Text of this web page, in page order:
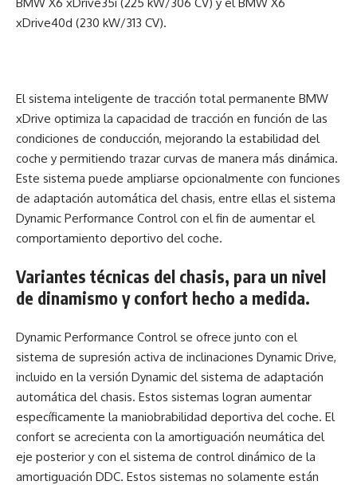
xDrive40d (230 kW/313 CV).
El sistema inteligente de tracción total permanente BMW
xDrive optimiza la capacidad de tracción en función de las
condiciones de conducción, mejorando la estabilidad del
coche y permitiendo trazar curvas de manera más dinámica.
Este sistema puede ampliarse opcionalmente con funciones
de adaptación automática del chasis, entre ellas el sistema
Dynamic Performance Control con el fin de aumentar el
comportamiento deportivo del coche.
Variantes técnicas del chasis, para un nivel
de dinamismo y confort hecho a medida.
Dynamic Performance Control se ofrece junto con el
sistema de supresión activa de inclinaciones Dynamic Drive,
incluido en la versión Dynamic del sistema de adaptación
automática del chasis. Estos sistemas logran aumentar
específicamente la maniobrabilidad deportiva del coche. El
confort se acrecienta con la amortiguación neumática del
eje posterior y con el sistema de control dinámico de la
amortiguación DDC. Estos sistemas no solamente están